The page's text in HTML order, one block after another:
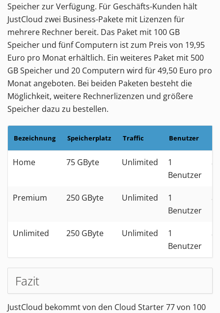
Speicher zur Verfügung. Für Geschäfts-Kunden hält
JustCloud zwei Business-Pakete mit Lizenzen für
mehrere Rechner bereit. Das Paket mit 100 GB
Speicher und fünf Computern ist zum Preis von 19,95
Euro pro Monat erhältlich. Ein weiteres Paket mit 500
GB Speicher und 20 Computern wird für 49,50 Euro pro
Monat angeboten. Bei beiden Paketen besteht die
Möglichkeit, weitere Rechnerlizenzen und größere
Speicher dazu zu bestellen.
Bezeichnung Speicherplatz Traffic Benutzer
Home 75 GByte Unlimited
1
Benutzer
Premium 250 GByte Unlimited
1
Benutzer
Unlimited 250 GByte Unlimited
1
Benutzer
Fazit
JustCloud bekommt von den Cloud Starter77von 100